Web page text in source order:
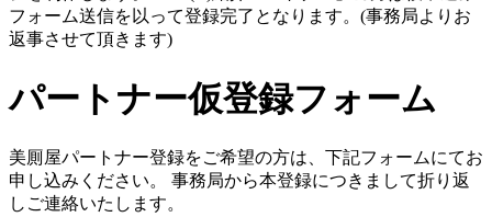
フォーム送信を以って登録完了となります。(事務局よりお
返事させて頂きます)
パートナー仮登録フォーム
美厠屋パートナー登録をご希望の方は、下記フォームにてお
申し込みください。 事務局から本登録につきまして折り返
しご連絡いたします。